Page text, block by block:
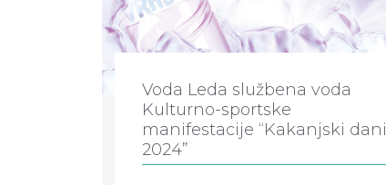
Voda Leda službena voda
Kulturno-sportske
manifestacije “Kakanjski dani
2024”